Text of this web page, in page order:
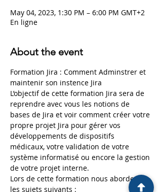
May 04, 2023, 1:30 PM – 6:00 PM GMT+2
En ligne
About the event
Formation Jira : Comment Adminstrer et
maintenir son instence Jira
L’objectif de cette formation Jira sera de
reprendre avec vous les notions de
bases de Jira et voir comment créer votre
propre projet Jira pour gérer vos
développements de dispositifs
médicaux, votre validation de votre
système informatisé ou encore la gestion
de votre projet interne.
Lors de cette formation nous aborderons
les sujets suivants :